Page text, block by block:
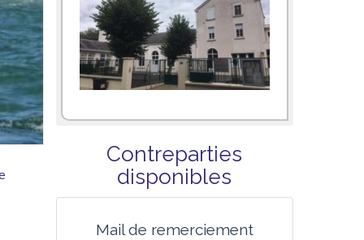
Contreparties
disponibles
Mail de remerciement